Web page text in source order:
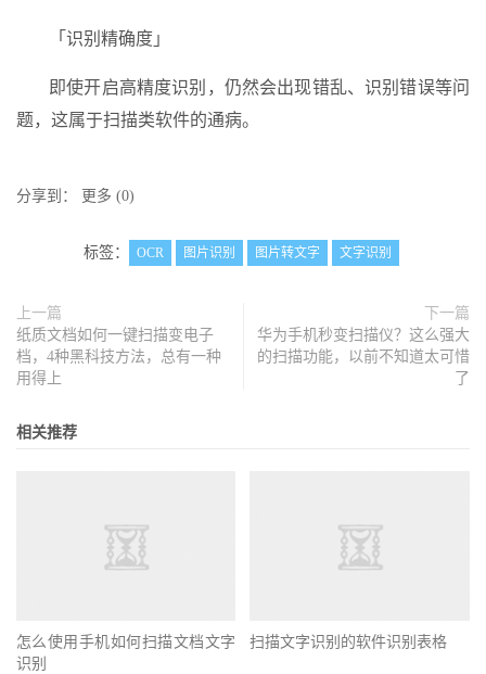
「识别精确度」
即使开启高精度识别，仍然会出现错乱、识别错误等问
题，这属于扫描类软件的通病。
分享到： 更多 (0)
标签： OCR 图片识别 图片转文字 文字识别
上一篇
纸质文档如何一键扫描变电子
档，4种黑科技方法，总有一种
用得上
下一篇
华为手机秒变扫描仪？这么强大
的扫描功能，以前不知道太可惜
了
相关推荐
怎么使用手机如何扫描文档文字
识别
扫描文字识别的软件识别表格